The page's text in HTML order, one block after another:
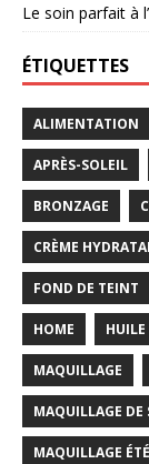
Le soin parfait à
ÉTIQUETTES
ALIMENTATION
APRÈS-SOLEIL
BRONZAGE
CRÈME
FOND DE TEINT
HOME HUILE
MAQUILLAGE
MAQUILLAGE DE
MAQUILLAGE ÉTÉ